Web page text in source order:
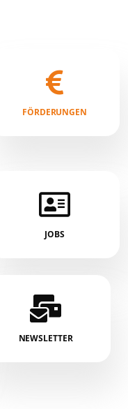
FÖRDERUNGEN
JOBS
NEWSLETTER